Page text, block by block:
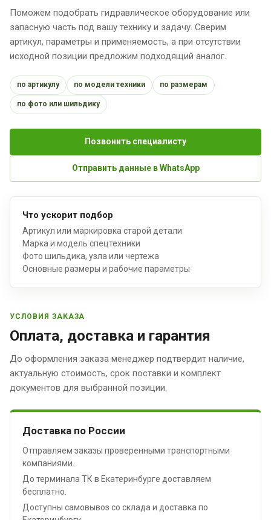
Поможем подобрать гидравлическое оборудование или
запасную часть под вашу технику и задачу. Сверим
артикул, параметры и применяемость, а при отсутствии
исходной позиции предложим подходящий аналог.
по артикулу по модели техники по размерам
по фото или шильдику
Позвонить специалисту
Отправить данные в WhatsApp
Что ускорит подбор
Артикул или маркировка старой детали
Марка и модель спецтехники
Фото шильдика, узла или чертежа
Основные размеры и рабочие параметры
УСЛОВИЯ ЗАКАЗА
Оплата, доставка и гарантия
До оформления заказа менеджер подтвердит наличие,
актуальную стоимость, срок поставки и комплект
документов для выбранной позиции.
Доставка по России
Отправляем заказы проверенными транспортными
компаниями.
До терминала ТК в Екатеринбурге доставляем
бесплатно.
Доступны самовывоз со склада и доставка по